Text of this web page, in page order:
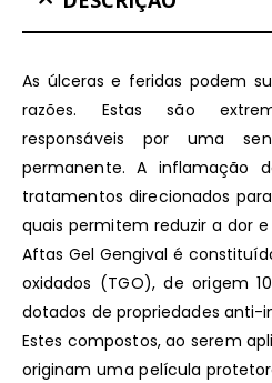
As úlceras e feridas podem
razões. Estas são
responsáveis por uma
permanente. A inflamação
tratamentos direcionados
quais permitem reduzir a dor
Aftas Gel Gengival é
oxidados (TGO), de origem
dotados de propriedades anti-
Estes compostos, ao serem
originam uma película